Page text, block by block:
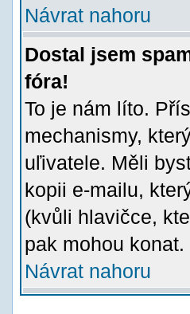
Návrat nahoru
Dostal jsem
fóra!
To je nám líto.
mechanismy,
uľivatele. Měli
kopii e-mailu,
(kvůli hlavičce,
pak mohou konat.
Návrat nahoru